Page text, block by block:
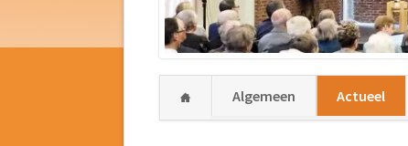
NavigatieAlgemeen Actueel